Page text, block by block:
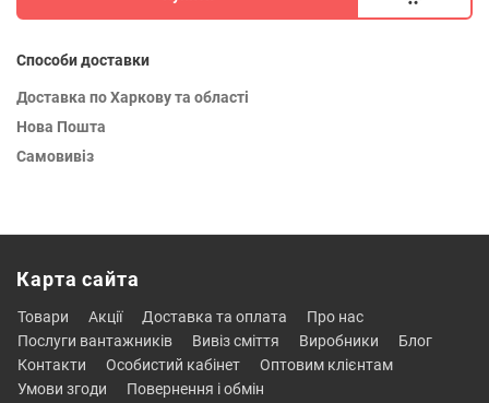
Способи доставки
Доставка по Харкову та області
Нова Пошта
Самовивіз
Карта сайта
товари акції доставка та оплата
про нас
послуги вантажників
вивіз сміття виробники
блог
контакти
особистий кабінет
оптовим клієнтам
умови згоди
повернення і обмін